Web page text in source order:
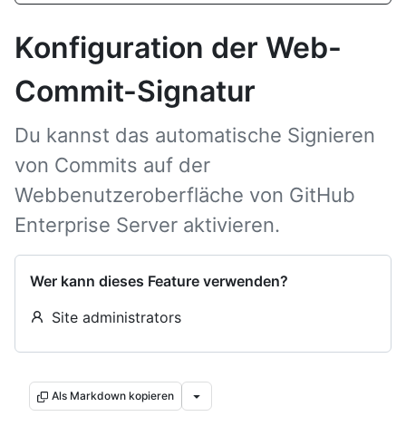
Konfiguration der Web-
Commit-Signatur
Du kannst das automatische Signieren
von Commits auf der
Webbenutzeroberfläche von GitHub
Enterprise Server aktivieren.
Wer kann dieses Feature verwenden?
Site administrators
Als Markdown kopieren